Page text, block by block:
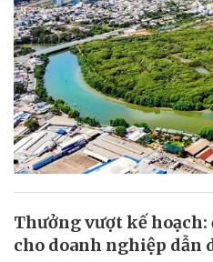
Thưởng vượt kế
cho doanh nghiệp dẫn